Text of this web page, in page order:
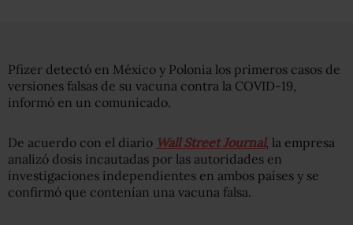
Pfizer detectó en México y Polonia los primeros casos de
versiones falsas de su vacuna contra la COVID-19,
informó en un comunicado.
De acuerdo con el diario Wall Street Journal, la empresa
analizó dosis incautadas por las autoridades en
investigaciones independientes en ambos países y se
confirmó que contenían una vacuna falsa.